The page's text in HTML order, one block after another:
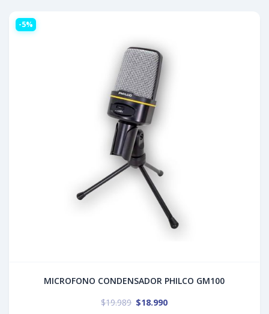
-5%
MICROFONO CONDENSADOR PHILCO GM100
$19.989 $18.990